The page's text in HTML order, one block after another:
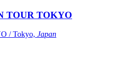
TOUR TOKYO
/ Tokyo, Japan